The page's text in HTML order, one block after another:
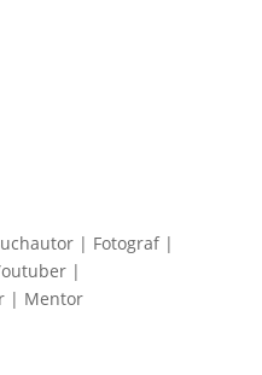
| Fotograf |
|
| Mentor